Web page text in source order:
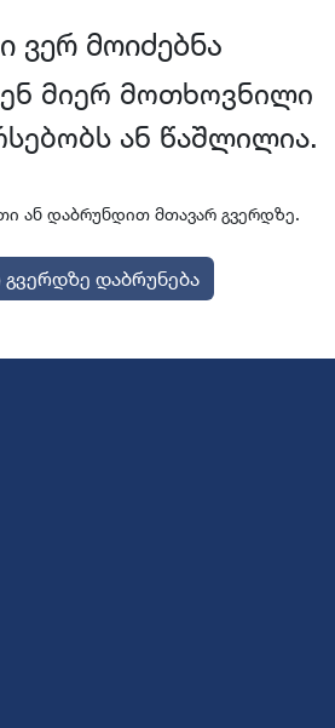
ვერ მოიძებნა
მიერ მოთხოვნილი
ან წაშლილია.
ან დაბრუნდით მთავარ გვერდზე.
დაბრუნება